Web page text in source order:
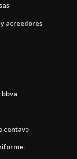
acreedores
centavo